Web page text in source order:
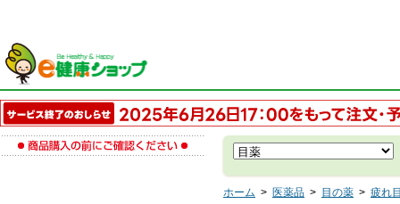
ホーム > 医薬品 > 目の薬 > 疲れ